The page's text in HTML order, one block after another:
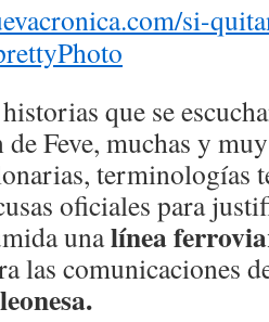
si-
que se
Feve, muchas y
terminologías
oficiales para
unalínea
las comunicaciones